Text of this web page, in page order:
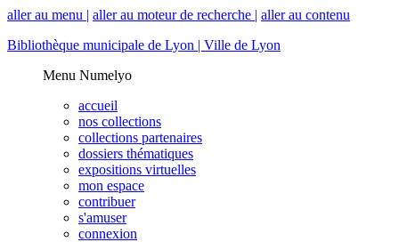
aller au menu | aller au moteur de recherche | aller au contenu
Bibliothèque municipale de Lyon | Ville de Lyon
Menu Numelyo
accueil
nos collections
collections partenaires
dossiers thématiques
expositions virtuelles
mon espace
contribuer
s'amuser
connexion